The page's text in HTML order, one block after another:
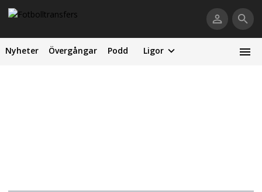
Nyheter Övergångar Podd Ligor